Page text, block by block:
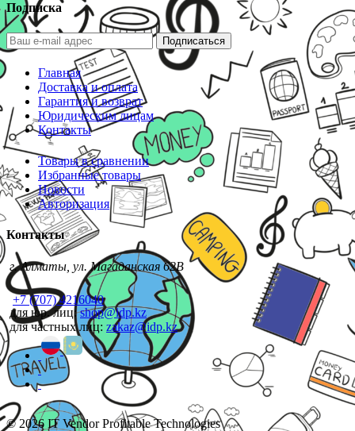
Подписка
Подписаться
Главная
Доставка и оплата
Гарантия и возврат
Юридическим лицам
Контакты
Товары в сравнении
Избранные товары
Новости
Авторизация
Контакты
г. Алматы, ул. Магаданская 62В
+7 (707) 4216040
для юр. лиц:shop@idp.kz
для частных лиц: zakaz@idp.kz
© 2026 IT Vendor Profitable Technologies